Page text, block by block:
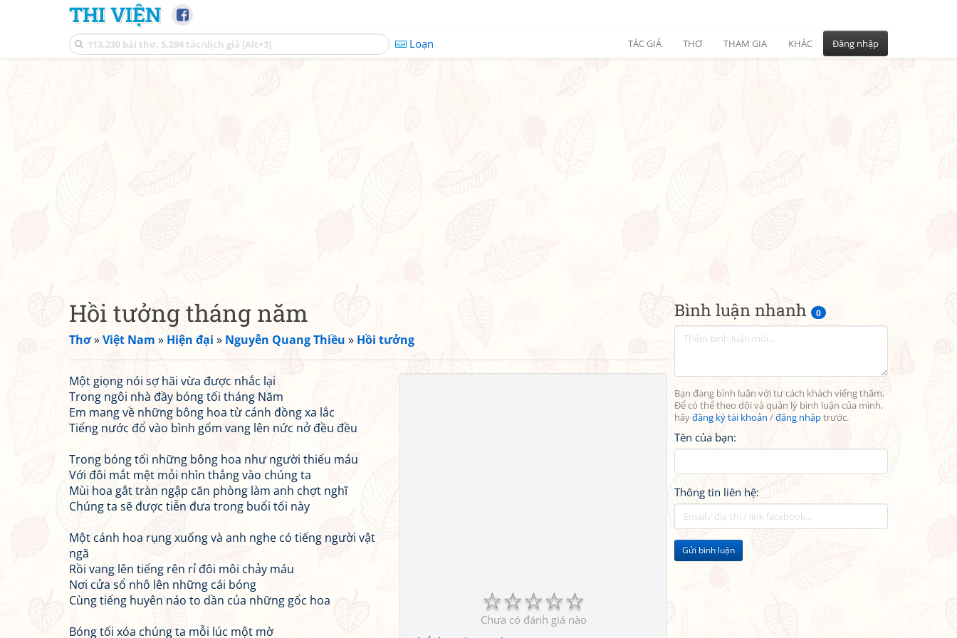
THI VIỆN
Loạn TÁC GIẢ THƠ THAM GIA KHÁC Đăng nhập
Bình luận nhanh 0
Bạn đang bình luận với tư cách khách viếng thăm.
Để có thể theo dõi và quản lý bình luận của mình,
hãyđăng ký tài khoản /đăng nhậptrước.
Tên của bạn:
Thông tin liên hệ:
Gửi bình luận
Hồi tưởng tháng năm
Thơ»Việt Nam » Hiện đại » Nguyễn Quang Thiều » Hồi tưởng
☆
☆
☆
☆
☆
Chưa có đánh giá nào
Một giọng nói sợ hãi vừa được nhắc lại
Trong ngôi nhà đầy bóng tối tháng Năm
Em mang về những bông hoa từ cánh đồng xa lắc
Tiếng nước đổ vào bình gốm vang lên nức nở đều đều
Trong bóng tối những bông hoa như người thiếu máu
Với đôi mắt mệt mỏi nhìn thẳng vào chúng ta
Mùi hoa gắt tràn ngập căn phòng làm anh chợt nghĩ
Chúng ta sẽ được tiễn đưa trong buổi tối này
Một cánh hoa rụng xuống và anh nghe có tiếng người vật
ngã
Rồi vang lên tiếng rên rỉ đôi môi chảy máu
Nơi cửa sổ nhô lên những cái bóng
Cùng tiếng huyên náo to dần của những gốc hoa
Bóng tối xóa chúng ta mỗi lúc một mờ